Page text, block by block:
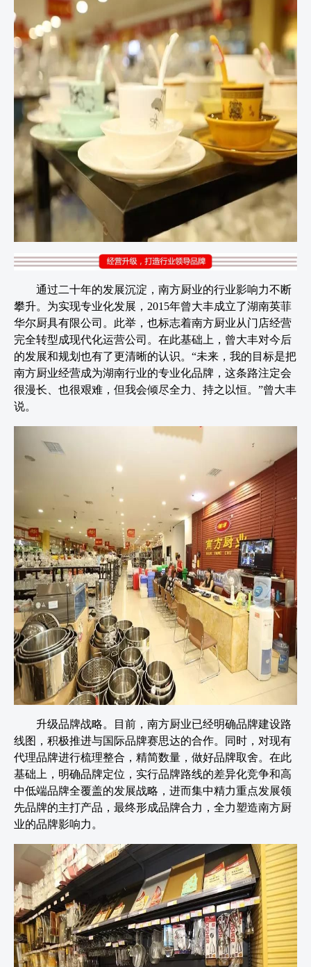
通过二十年的发展沉淀，南方厨业的行业影响力不断
攀升。为实现专业化发展，2015年曾大丰成立了湖南英菲
华尔厨具有限公司。此举，也标志着南方厨业从门店经营
完全转型成现代化运营公司。在此基础上，曾大丰对今后
的发展和规划也有了更清晰的认识。“未来，我的目标是把
南方厨业经营成为湖南行业的专业化品牌，这条路注定会
很漫长、也很艰难，但我会倾尽全力、持之以恒。”曾大丰
说。
升级品牌战略。目前，南方厨业已经明确品牌建设路
线图，积极推进与国际品牌赛思达的合作。同时，对现有
代理品牌进行梳理整合，精简数量，做好品牌取舍。在此
基础上，明确品牌定位，实行品牌路线的差异化竞争和高
中低端品牌全覆盖的发展战略，进而集中精力重点发展领
先品牌的主打产品，最终形成品牌合力，全力塑造南方厨
业的品牌影响力。